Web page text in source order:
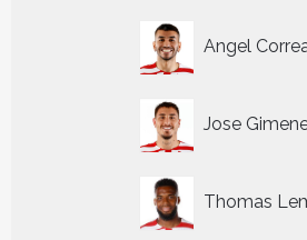
Angel
Jose
Thomas